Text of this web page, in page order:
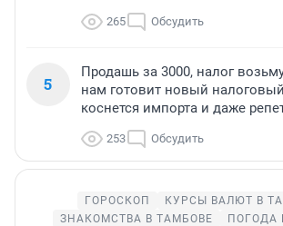
265 Обсудить
5
Продашь за 3000, налог
нам готовит новый
коснется импорта и даже
253 Обсудить
ГОРОСКОП
КУРСЫ ВАЛЮТ В
ЗНАКОМСТВА В ТАМБОВЕ
ПОГОДА